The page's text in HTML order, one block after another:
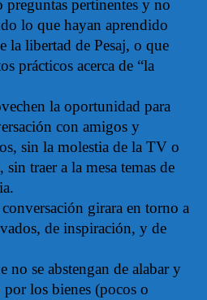
preguntas pertinentes y no
lo que hayan aprendido
la libertad de Pesaj, o que
prácticos acerca de “la
la oportunidad para
con amigos y
sin la molestia de la TV o
traer a la mesa temas de
girara en torno a
de inspiración, y de
no se abstengan de alabar y
por los bienes (pocos o